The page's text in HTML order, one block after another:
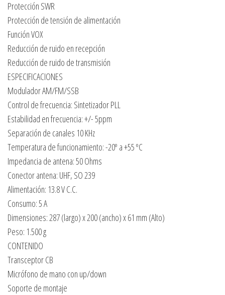
Protección SWR
Protección de tensión de alimentación
Función VOX
Reducción de ruido en recepción
Reducción de ruido de transmisión
ESPECIFICACIONES
Modulador AM/FM/SSB
Control de frecuencia: Sintetizador PLL
Estabilidad en frecuencia: +/- 5ppm
Separación de canales 10 KHz
Temperatura de funcionamiento: -20º a +55 ºC
Impedancia de antena: 50 Ohms
Conector antena: UHF, SO 239
Alimentación: 13.8 V C.C.
Consumo: 5 A
Dimensiones: 287 (largo) x 200 (ancho) x 61 mm (Alto)
Peso: 1.500 g
CONTENIDO
Transceptor CB
Micrófono de mano con up/down
Soporte de montaje